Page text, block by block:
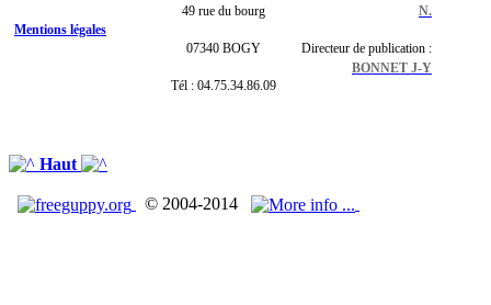
Mentions légales
49 rue du bourg
07340 BOGY
Tél : 04.75.34.86.09
N.
Directeur de publication :
BONNET J-Y
Haut
© 2004-2014